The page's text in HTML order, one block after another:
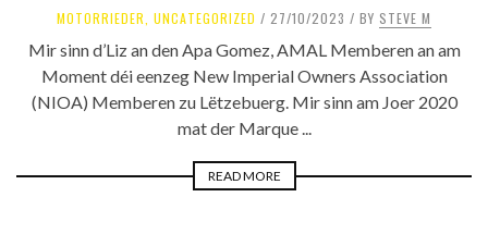
MOTORRIEDER UNCATEGORIZED 27/10/2023 BY STEVE M
Mir sinn d’Liz an den Apa Gomez, AMAL Memberen an am
Moment déi eenzeg New Imperial Owners Association
(NIOA) Memberen zu Lëtzebuerg. Mir sinn am Joer 2020
mat der Marque ...
READ MORE